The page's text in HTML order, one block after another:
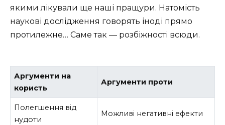
якими лікували ще наші пращури. Натомість
наукові дослідження говорять іноді прямо
протилежне… Саме так — розбіжності всюди.
Аргументи на
користь
Аргументи проти
Полегшення від
нудоти
Можливі негативні ефекти